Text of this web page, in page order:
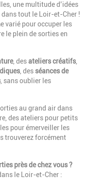
une multitude d’idées
tout le Loir-et-Cher !
varié pour occuper les
le plein de sorties en
, desateliers créatifs
, desséances de
, sans oublier les
au grand air dans
des ateliers pour petits
pour émerveiller les
trouverez forcément
près de chez vous ?
le Loir-et-Cher :